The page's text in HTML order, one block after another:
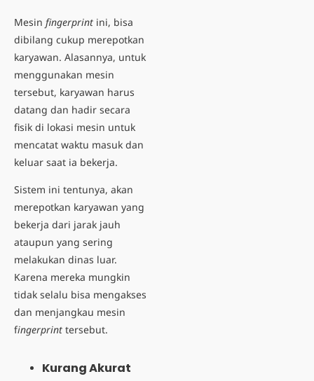
Mesin fingerprint ini, bisa
dibilang cukup merepotkan
karyawan. Alasannya, untuk
menggunakan mesin
tersebut, karyawan harus
datang dan hadir secara
fisik di lokasi mesin untuk
mencatat waktu masuk dan
keluar saat ia bekerja.
Sistem ini tentunya, akan
merepotkan karyawan yang
bekerja dari jarak jauh
ataupun yang sering
melakukan dinas luar.
Karena mereka mungkin
tidak selalu bisa mengakses
dan menjangkau mesin
fingerprint tersebut.
Kurang Akurat